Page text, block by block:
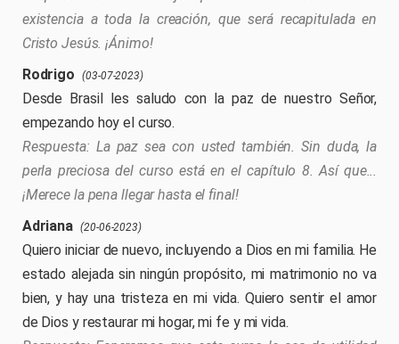
existencia a toda la creación, que será recapitulada en
Cristo Jesús. ¡Ánimo!
Rodrigo
(03-07-2023)
Desde Brasil les saludo con la paz de nuestro Señor,
empezando hoy el curso.
La paz sea con usted también. Sin duda, la
perla preciosa del curso está en el capítulo 8. Así que...
¡Merece la pena llegar hasta el final!
Adriana (20-06-2023)
Quiero iniciar de nuevo, incluyendo a Dios en mi familia. He
estado alejada sin ningún propósito, mi matrimonio no va
bien, y hay una tristeza en mi vida. Quiero sentir el amor
de Dios y restaurar mi hogar, mi fe y mi vida.